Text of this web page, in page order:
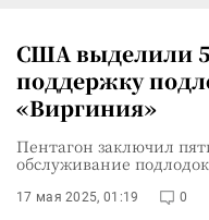
США выделили
поддержку
«Виргиния»
Пентагон заключил
обслуживание
17 мая 2025, 01:19 0